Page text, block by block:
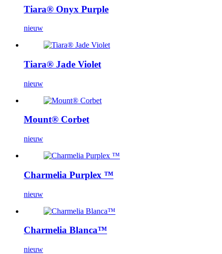
Tiara® Onyx Purple
nieuw
Tiara® Jade Violet
nieuw
Mount® Corbet
nieuw
Charmelia Purplex ™
nieuw
Charmelia Blanca™
nieuw